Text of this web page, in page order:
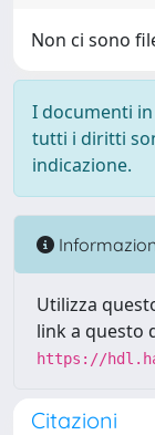
Non ci sono
I documenti
tutti i diritti
indicazione.
Utilizza
link a questo
https://
Citazioni